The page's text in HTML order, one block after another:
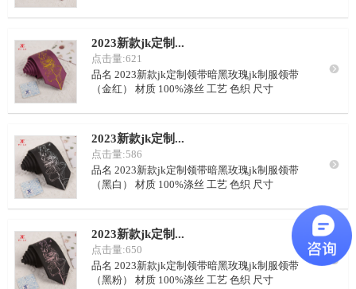
选 LOGO 可按要求定制 颜色 可从我司样本挑选，
或自定义配色 里布 藏青点子，或自定义要求 起订
量 100条/
2023新款jk定制...
点击量:621
品名 2023新款jk定制领带暗黑玫瑰jk制服领带
（金红） 材质 100%涤丝 工艺 色织 尺寸
选 LOGO 可按要求定制 颜色 可从我司样本挑选，
或自定义配色 里布 藏青点子，或自定义要求 起订
量 100条/

2023新款jk定制...
点击量:586
品名 2023新款jk定制领带暗黑玫瑰jk制服领带
（黑白） 材质 100%涤丝 工艺 色织 尺寸
选 LOGO 可按要求定制 颜色 可从我司样本挑选，
或自定义配色 里布 藏青点子，或自定义要求 起订
量 100

2023新款jk定制...
点击量:650
品名 2023新款jk定制领带暗黑玫瑰jk制服领带
（黑粉） 材质 100%涤丝 工艺 色织 尺寸
